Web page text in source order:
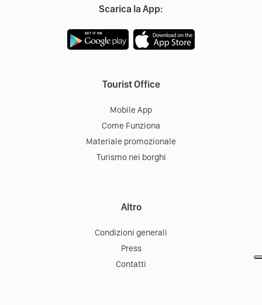
Scarica la App:
Tourist Office
Mobile App
Come Funziona
Materiale promozionale
Turismo nei borghi
Altro
Condizioni generali
Press
Contatti